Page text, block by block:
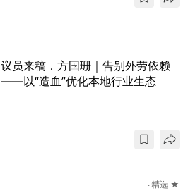
议员来稿．方国珊｜告别外劳依赖
——以“造血”优化本地行业生态
精选 ★